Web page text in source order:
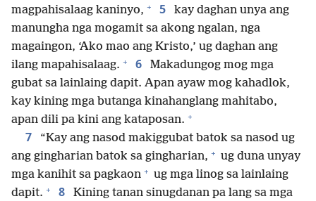
magpahisalaag kaninyo, + 5
kay daghan unya ang
manungha nga mogamit sa akong ngalan, nga
magaingon, ‘Ako mao ang Kristo,’ ug daghan ang
ilang mapahisalaag. + 6
Makadungog mog mga
gubat sa lainlaing dapit. Apan ayaw mog kahadlok,
kay kining mga butanga kinahanglang mahitabo,
apan dili pa kini ang kataposan. +
7
“Kay ang nasod makiggubat batok sa nasod ug
ang gingharian batok sa gingharian, + ug duna unyay
mga kanihit sa pagkaon + ug mga linog sa lainlaing
dapit. + 8
Kining tanan sinugdanan pa lang sa mga